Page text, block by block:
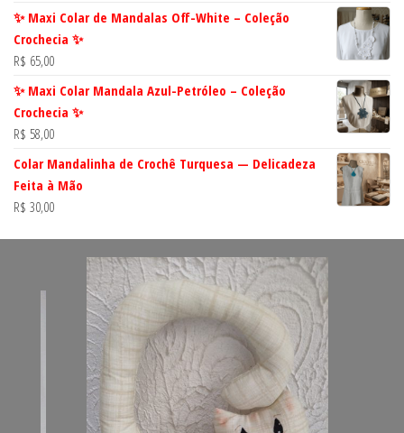
✨ Maxi Colar de Mandalas Off-White – Coleção
Crochecia ✨
R$ 65,00
✨ Maxi Colar Mandala Azul-Petróleo – Coleção
Crochecia ✨
R$ 58,00
Colar Mandalinha de Crochê Turquesa — Delicadeza
Feita à Mão
R$ 30,00